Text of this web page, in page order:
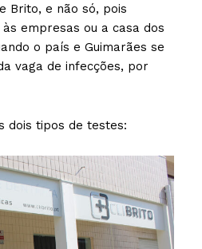
Brito, e não só, pois
empresas ou a casa dos
o país e Guimarães se
vaga de infecções, por
dois tipos de testes: